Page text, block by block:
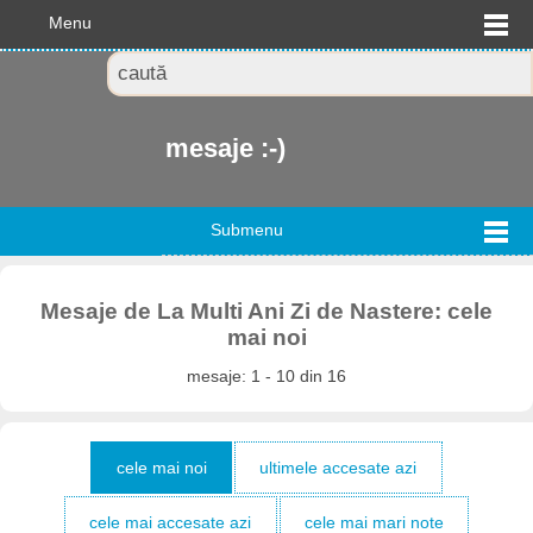
Menu
mesaje :-)
Submenu
Mesaje de La Multi Ani Zi de Nastere: cele
mai noi
mesaje: 1 - 10 din 16
cele mai noi ultimele accesate azi
cele mai accesate azi cele mai mari note